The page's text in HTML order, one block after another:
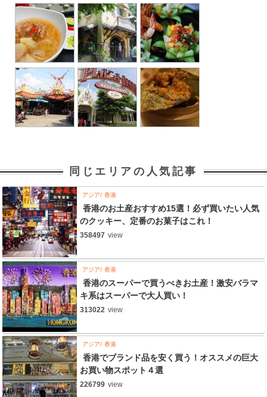
同じエリアの人気記事
アジア 香港
香港のお土産おすすめ15選！必ず買いたい人気
のクッキー、定番のお菓子はこれ！
358497 view
アジア 香港
香港のスーパーで買うべきお土産！激安バラマ
キ系はスーパーで大人買い！
313022 view
アジア 香港
香港でブランド品を安く買う！オススメの巨大
お買い物スポット４選
226799 view